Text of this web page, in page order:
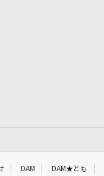
DAM DAM★とも